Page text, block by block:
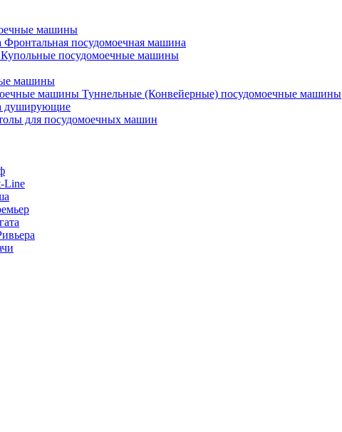
машины
Фронтальная посудомоечная машина
Купольные посудомоечные машины
машины
Туннельные (Конвейерные) посудомоечные машины
душирующие
для посудомоечных машин
Line